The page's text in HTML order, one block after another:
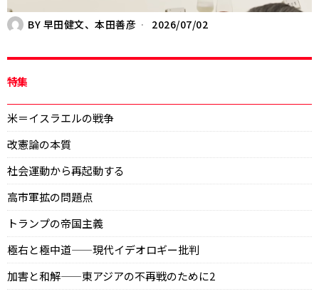
BY 早田健文、本田善彦 2026/07/02
特集
米＝イスラエルの戦争
改憲論の本質
社会運動から再起動する
高市軍拡の問題点
トランプの帝国主義
極右と極中道——現代イデオロギー批判
加害と和解——東アジアの不再戦のために2